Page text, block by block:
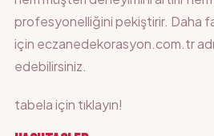
profesyonelliğini pekiştirir. Daha
için eczanedekorasyon.com.tr
edebilirsiniz.
tabela için tıklayın!